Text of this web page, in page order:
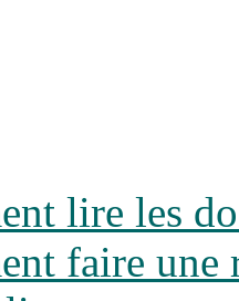
lire les
faire une